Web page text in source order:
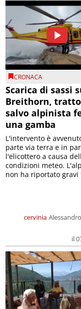
CRONACA
Scarica di sassi
Breithorn,
salvo alpinista
una gamba
cervinia
il
L'intervento è
parte via terra e in
l'elicottero a causa
condizioni meteo.
non ha riportato gravi